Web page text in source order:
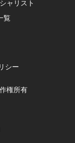
ャリスト
覧
シー
権所有